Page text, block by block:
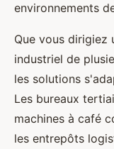
environnements
Que vous dirigiez
industriel de
les solutions
Les bureaux
machines à café
les entrepôts